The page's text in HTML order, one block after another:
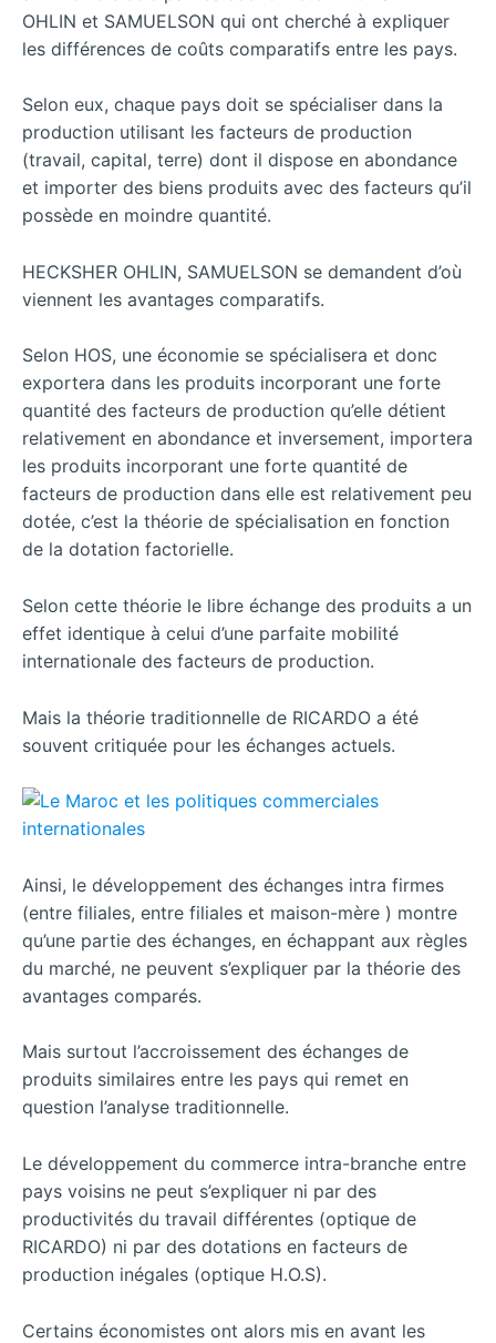
OHLIN et SAMUELSON qui ont cherché à expliquer
les différences de coûts comparatifs entre les pays.
Selon eux, chaque pays doit se spécialiser dans la
production utilisant les facteurs de production
(travail, capital, terre) dont il dispose en abondance
et importer des biens produits avec des facteurs qu’il
possède en moindre quantité.
HECKSHER OHLIN, SAMUELSON se demandent d’où
viennent les avantages comparatifs.
Selon HOS, une économie se spécialisera et donc
exportera dans les produits incorporant une forte
quantité des facteurs de production qu’elle détient
relativement en abondance et inversement, importera
les produits incorporant une forte quantité de
facteurs de production dans elle est relativement peu
dotée, c’est la théorie de spécialisation en fonction
de la dotation factorielle.
Selon cette théorie le libre échange des produits a un
effet identique à celui d’une parfaite mobilité
internationale des facteurs de production.
Mais la théorie traditionnelle de RICARDO a été
souvent critiquée pour les échanges actuels.
Ainsi, le développement des échanges intra firmes
(entre filiales, entre filiales et maison-mère ) montre
qu’une partie des échanges, en échappant aux règles
du marché, ne peuvent s’expliquer par la théorie des
avantages comparés.
Mais surtout l’accroissement des échanges de
produits similaires entre les pays qui remet en
question l’analyse traditionnelle.
Le développement du commerce intra-branche entre
pays voisins ne peut s’expliquer ni par des
productivités du travail différentes (optique de
RICARDO) ni par des dotations en facteurs de
production inégales (optique H.O.S).
Certains économistes ont alors mis en avant les